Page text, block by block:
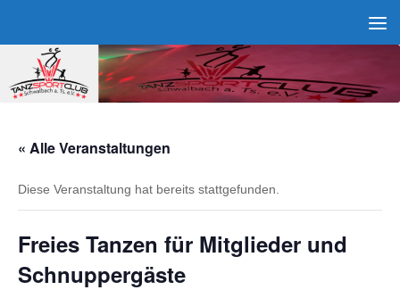
« Alle Veranstaltungen
Diese Veranstaltung hat bereits stattgefunden.
Freies Tanzen für Mitglieder und
Schnuppergäste